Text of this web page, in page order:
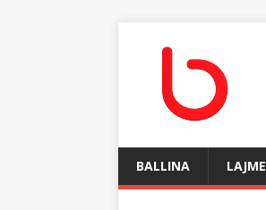
BALLINA LAJME